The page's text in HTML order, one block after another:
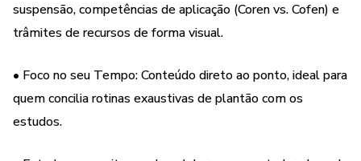
• Código de Ética Atualizado: Direitos, deveres e
proibições estruturados por eixos temáticos.
• Processo Ético-Disciplinar: Infrações, circunstâncias
atenuantes/agravantes e aplicação de penalidades
(advertência a cassação).
• Lei do Exercício Profissional: Atribuições privativas do
suspensão, competências de aplicação (Coren vs. Cofen) e
trâmites de recursos de forma visual.
• Foco no seu Tempo: Conteúdo direto ao ponto, ideal para
quem concilia rotinas exaustivas de plantão com os
estudos.